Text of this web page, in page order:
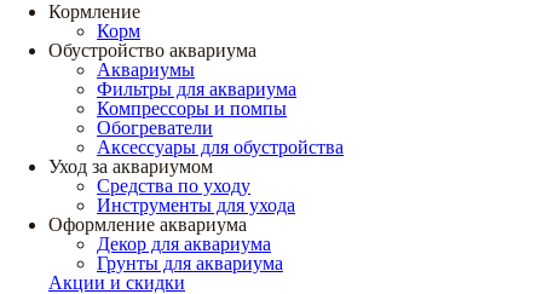
Кормление
Корм
Обустройство аквариума
Аквариумы
Фильтры для аквариума
Компрессоры и помпы
Обогреватели
Аксессуары для обустройства
Уход за аквариумом
Средства по уходу
Инструменты для ухода
Оформление аквариума
Декор для аквариума
Грунты для аквариума
Акции и скидки